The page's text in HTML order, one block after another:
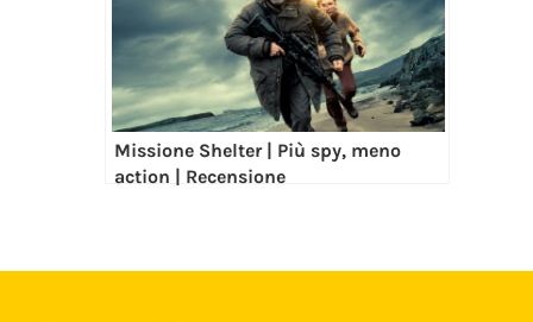
Missione Shelter | Più spy, meno
action | Recensione